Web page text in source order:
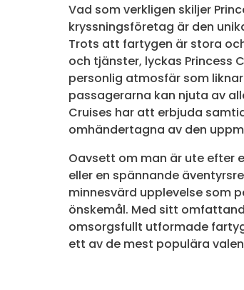
Vad som verkligen skiljer
kryssningsföretag är den
Trots att fartygen är stora
och tjänster, lyckas Princess
personlig atmosfär som
passagerarna kan njuta av
Cruises har att erbjuda
omhändertagna av den
Oavsett om man är ute efter
eller en spännande
minnesvärd upplevelse som
önskemål. Med sitt
omsorgsfullt utformade
ett av de mest populära